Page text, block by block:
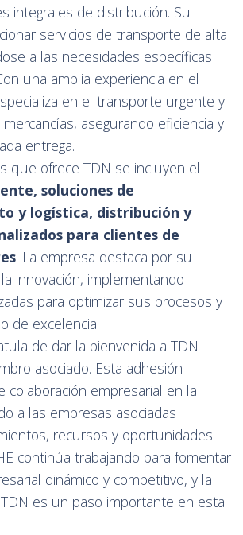
integrales de distribución. Su
servicios de transporte de alta
a las necesidades específicas
una amplia experiencia en el
en el transporte urgente y
asegurando eficiencia y
entrega.
que ofrece TDN se incluyen el
soluciones de
y logística, distribución y
para clientes de
. La empresa destaca por su
innovación, implementando
para optimizar sus procesos y
de excelencia.
de dar la bienvenida a TDN
asociado. Esta adhesión
colaboración empresarial en la
a las empresas asociadas
recursos y oportunidades
continúa trabajando para fomentar
dinámico y competitivo, y la
es un paso importante en esta